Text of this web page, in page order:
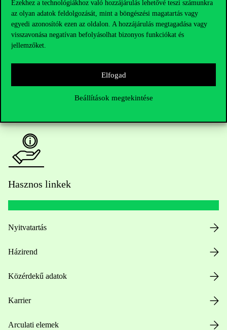
Ezekhez a technológiákhoz való hozzájárulás lehetővé teszi számunkra
az olyan adatok feldolgozását, mint a böngészési magatartás vagy
egyedi azonosítók ezen az oldalon. A hozzájárulás megtagadása vagy
visszavonása negatívan befolyásolhat bizonyos funkciókat és
jellemzőket.
Elfogad
Beállítások megtekintése
Telefonszám:+36 1 482 5000
Kérdésed van a felvételivel kapcsolatban?
Oktatói elérhetőségek
HUB jelenlegi hallgatóinknak
press@uni-corvinus.hu
Hasznos linkek
Nyitvatartás
Házirend
Közérdekű adatok
Karrier
Arculati elemek